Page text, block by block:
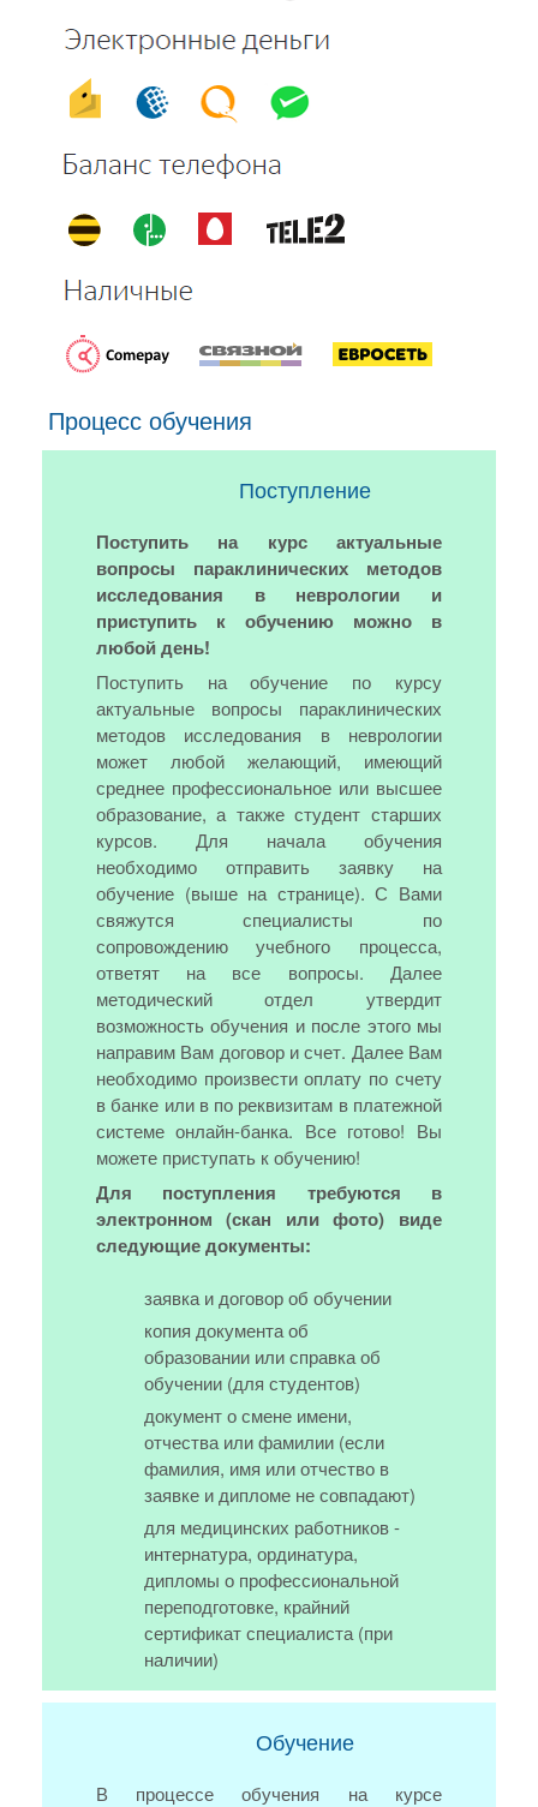
Процесс обучения
Поступление
Поступить на курс актуальные
вопросы параклинических методов
исследования в неврологии и
приступить к обучению можно в
любой день!
Поступить на обучение по курсу
актуальные вопросы параклинических
методов исследования в неврологии
может любой желающий, имеющий
среднее профессиональное или высшее
образование, а также студент старших
курсов. Для начала обучения
необходимо отправить заявку на
обучение (выше на странице). С Вами
свяжутся специалисты по
сопровождению учебного процесса,
ответят на все вопросы. Далее
методический отдел утвердит
возможность обучения и после этого мы
направим Вам договор и счет. Далее Вам
необходимо произвести оплату по счету
в банке или в по реквизитам в платежной
системе онлайн-банка. Все готово! Вы
можете приступать к обучению!
Для поступления требуются в
электронном (скан или фото) виде
следующие документы:
заявка и договор об обучении
копия документа об
образовании или справка об
обучении (для студентов)
документ о смене имени,
отчества или фамилии (если
фамилия, имя или отчество в
заявке и дипломе не совпадают)
для медицинских работников -
интернатура, ординатура,
дипломы о профессиональной
переподготовке, крайний
сертификат специалиста (при
наличии)
Обучение
В процессе обучения на курсе